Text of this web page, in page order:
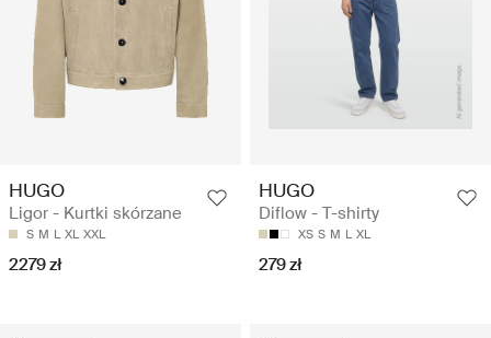
HUGO
Ligor - Kurtki skórzane
S M L XL XXL
2279 zł
HUGO
Diflow - T-shirty
XS S M L XL
279 zł